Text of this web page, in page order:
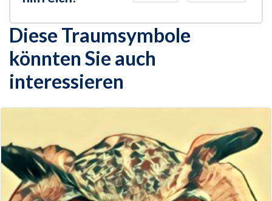
Diese Traumsymbole
könnten Sie auch
interessieren